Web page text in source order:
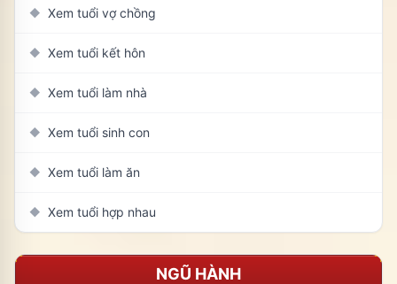
◆ Xem tuổi vợ chồng
◆ Xem tuổi kết hôn
◆ Xem tuổi làm nhà
◆ Xem tuổi sinh con
◆ Xem tuổi làm ăn
◆ Xem tuổi hợp nhau
NGŨ HÀNH